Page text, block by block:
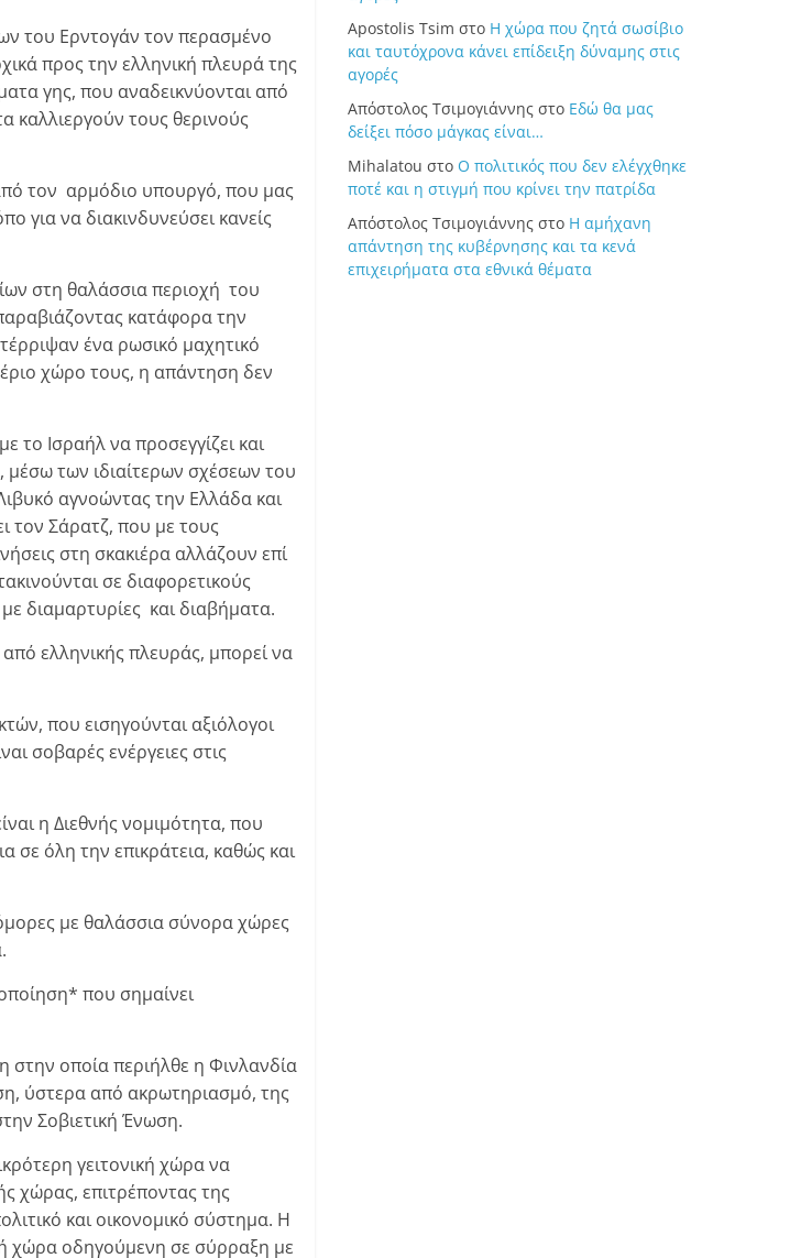
του Ερντογάν τον περασμένο
προς την ελληνική πλευρά της
γης, που αναδεικνύονται από
καλλιεργούν τους θερινούς
τον αρμόδιο υπουργό, που μας
για να διακινδυνεύσει κανείς
στη θαλάσσια περιοχή του
κατάφορα την
ένα ρωσικό μαχητικό
χώρο τους, η απάντηση δεν
το Ισραήλ να προσεγγίζει και
μέσω των ιδιαίτερων σχέσεων του
αγνοώντας την Ελλάδα και
τον Σάρατζ, που με τους
στη σκακιέρα αλλάζουν επί
σε διαφορετικούς
διαμαρτυρίες και διαβήματα.
ελληνικής πλευράς, μπορεί να
που εισηγούνται αξιόλογοι
σοβαρές ενέργειες στις
η Διεθνής νομιμότητα, που
σε όλη την επικράτεια, καθώς και
με θαλάσσια σύνορα χώρες
που σημαίνει
στην οποία περιήλθε η Φινλανδία
ύστερα από ακρωτηριασμό, της
Σοβιετική Ένωση.
γειτονική χώρα να
χώρας, επιτρέποντας της
και οικονομικό σύστημα. Η
χώρα οδηγούμενη σε σύρραξη με
Apostolis Tsim στο Η χώρα που ζητά σωσίβιο
και ταυτόχρονα κάνει επίδειξη δύναμης στις
αγορές
Απόστολος Τσιμογιάννης στο Εδώ θα μας
δείξει πόσο μάγκας είναι…
Mihalatou στο Ο πολιτικός που δεν ελέγχθηκε
ποτέ και η στιγμή που κρίνει την πατρίδα
Απόστολος Τσιμογιάννης στο Η αμήχανη
απάντηση της κυβέρνησης και τα κενά
επιχειρήματα στα εθνικά θέματα